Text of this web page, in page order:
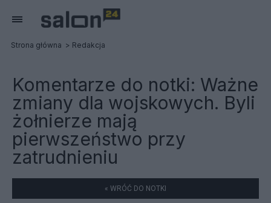
Strona główna Redakcja
Komentarze do notki: Ważne
zmiany dla wojskowych. Byli
żołnierze mają
pierwszeństwo przy
zatrudnieniu
« WRÓĆ DO NOTKI